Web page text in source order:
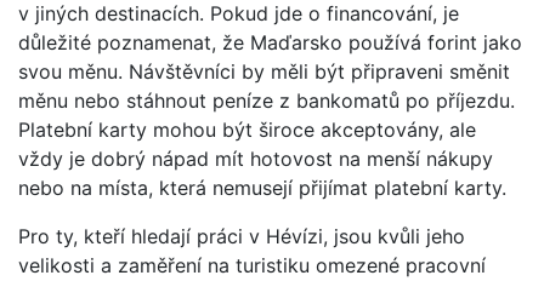
v jiných destinacích. Pokud jde o financování, je
důležité poznamenat, že Maďarsko používá forint jako
svou měnu. Návštěvníci by měli být připraveni směnit
měnu nebo stáhnout peníze z bankomatů po příjezdu.
Platební karty mohou být široce akceptovány, ale
vždy je dobrý nápad mít hotovost na menší nákupy
nebo na místa, která nemusejí přijímat platební karty.
Pro ty, kteří hledají práci v Hévízi, jsou kvůli jeho
velikosti a zaměření na turistiku omezené pracovní